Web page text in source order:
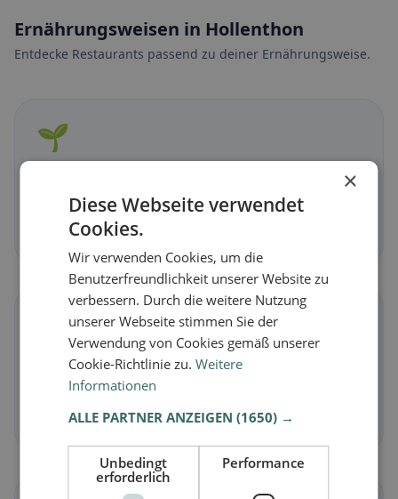
Ernährungsweisen in Hollenthon
Entdecke Restaurants passend zu deiner Ernährungsweise.
🌱
Pflanzliche Gerichte & vegane Küche
Jetzt entdecken →
Vegetarischin Hollenthon
Fleischlose Gerichte & vegetarische Klassiker
Jetzt entdecken →
×
Diese Webseite verwendet
Cookies.
Wir verwenden Cookies, um die
Benutzerfreundlichkeit unserer Website zu
verbessern. Durch die weitere Nutzung
unserer Webseite stimmen Sie der
Verwendung von Cookies gemäß unserer
Cookie-Richtlinie zu.Weitere
Informationen
ALLE PARTNER ANZEIGEN(1650) →
Unbedingt
erforderlich
Performance